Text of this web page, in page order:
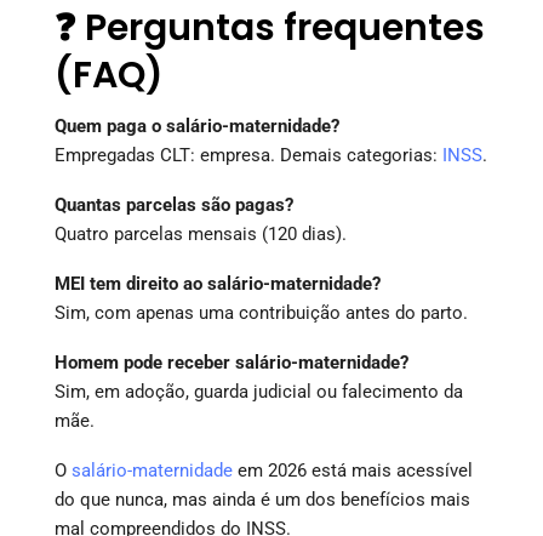
❓ Perguntas frequentes
(FAQ)
Quem paga o salário-maternidade?
Empregadas CLT: empresa. Demais categorias: INSS.
Quantas parcelas são pagas?
Quatro parcelas mensais (120 dias).
MEI tem direito ao salário-maternidade?
Sim, com apenas uma contribuição antes do parto.
Homem pode receber salário-maternidade?
Sim, em adoção, guarda judicial ou falecimento da
mãe.
O salário-maternidade em 2026 está mais acessível
do que nunca, mas ainda é um dos benefícios mais
mal compreendidos do INSS.